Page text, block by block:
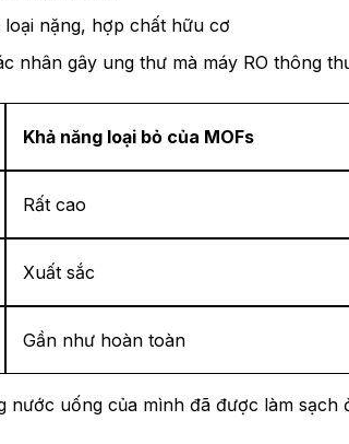
nặng, hợp chất hữu cơ
nhân gây ung thư mà máy RO thông
Khả năng loại bỏ của MOFs
Rất cao
Xuất sắc
Gần như hoàn toàn
nước uống của mình đã được làm sạch